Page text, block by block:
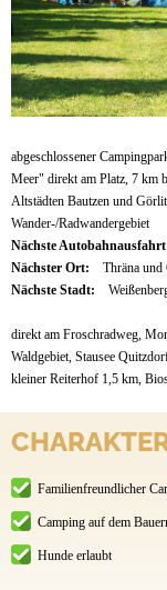
abgeschlossener
Meer" direkt am Platz, 7 km
Altstädten Bautzen und
Wander-/Radwandergebiet
Nächste
Nächster Ort:
Thräna und
Nächste Stadt:
direkt am Froschradweg,
Waldgebiet, Stausee
kleiner Reiterhof 1,5 km,
Familienfreundlicher
Camping auf dem
Hunde erlaubt